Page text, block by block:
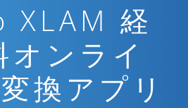
XLAM 経
オンライ
換アプリ